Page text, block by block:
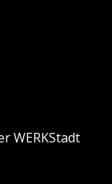
WERKStadt